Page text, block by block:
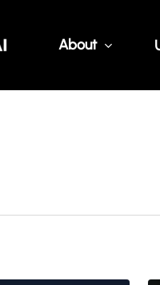
About